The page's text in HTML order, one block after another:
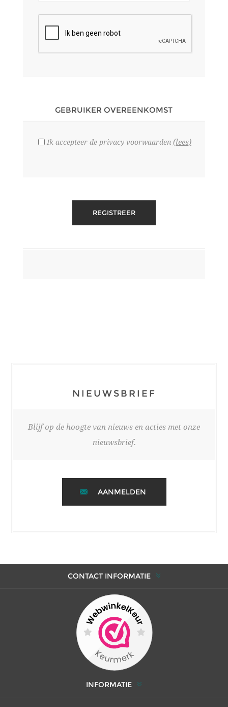
GEBRUIKER OVEREENKOMST
Ik accepteer de privacy voorwaarden (lees)
NIEUWSBRIEF
Blijf op de hoogte van nieuws en acties met onze
nieuwsbrief.
AANMELDEN
CONTACT INFORMATIE
INFORMATIE